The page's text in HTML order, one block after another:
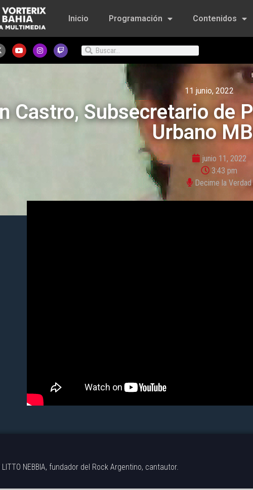
Inicio Programación Contenidos
11 junio, 2022
Castro, Subsecretario de
Urbano
junio 11, 2022
3:43 pm
Decime la Verdad
NEBBIA, fundador del Rock Argentino, cantautor.